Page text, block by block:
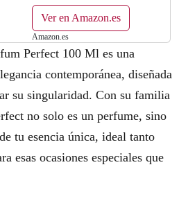
Ver en Amazon.es
Amazon.es
Perfect 100 Ml es una
contemporánea, diseñada
su singularidad. Con su familia
no solo es un perfume, sino
tu esencia única, ideal tanto
esas ocasiones especiales que